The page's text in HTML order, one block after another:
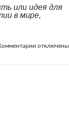
или идея для
в мире,
отключены